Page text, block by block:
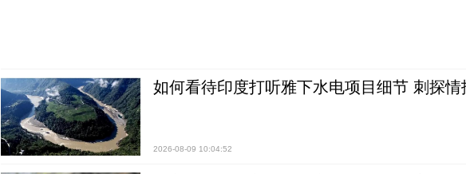
如何看待印度打听雅下水电项目细节 刺探情
2026-08-09 10:04:52